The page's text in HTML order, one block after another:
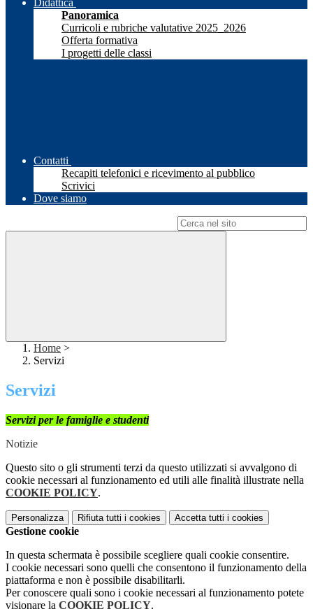
Didattica
Panoramica
Curricoli e rubriche valutative 2025_2026
Offerta formativa
I progetti delle classi
Contatti
Recapiti telefonici e ricevimento al pubblico
Scrivici
Dove siamo
Home >
Servizi
Servizi
Servizi per le famiglie e studenti
Notizie
Questo sito o gli strumenti terzi da questo utilizzati si avvalgono di
cookie necessari al funzionamento ed utili alle finalità illustrate nella
COOKIE POLICY.
Personalizza Rifiuta tutti i cookies Accetta tutti i cookies
Gestione cookie
In questa schermata è possibile scegliere quali cookie consentire.
I cookie necessari sono quelli che consentono il funzionamento della
piattaforma e non è possibile disabilitarli.
Per conoscere quali sono i cookie necessari al funzionamento potete
visionare la COOKIE POLICY.